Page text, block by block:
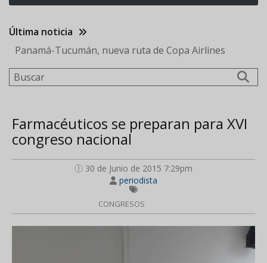
Última noticia
Panamá-Tucumán, nueva ruta de Copa Airlines
Buscar
Farmacéuticos se preparan para XVI
congreso nacional
30 de Junio de 2015 7:29pm
periodista
CONGRESOS